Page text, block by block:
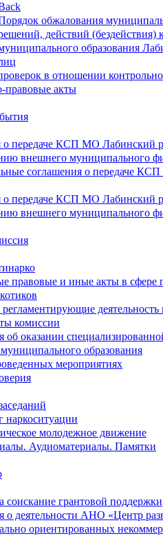
обжалования
действий (бездействия)
образования
в отношении
правовые акты
о передаче КСП МО Лабинский
внешнего муниципального
соглашения о передаче
о передаче КСП МО Лабинский
внешнего муниципального
правовые и иные акты в сфере
деятельность
комиссии
оказании
образования
мероприятиях
молодежное движение
Аудиоматериалы. Памятки
соискание грантовой поддержки
деятельности АНО «Центр
ориентированных